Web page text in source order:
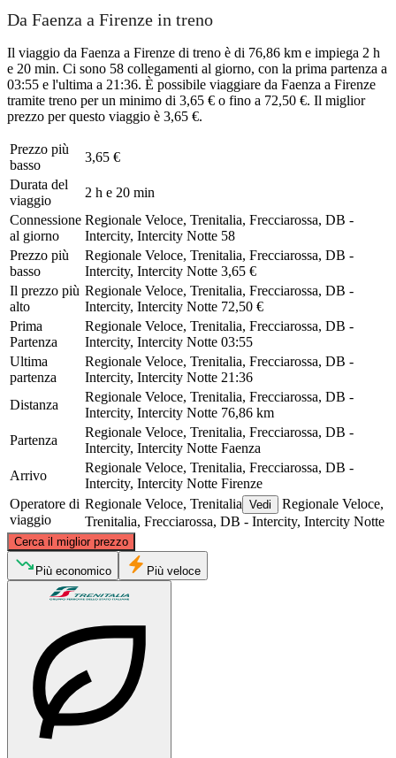
Da Faenza a Firenze in treno
Il viaggio da Faenza a Firenze di treno è di 76,86 km e impiega 2 h
e 20 min. Ci sono 58 collegamenti al giorno, con la prima partenza a
03:55 e l'ultima a 21:36. È possibile viaggiare da Faenza a Firenze
tramite treno per un minimo di 3,65 € o fino a 72,50 €. Il miglior
prezzo per questo viaggio è 3,65 €.
Prezzo più
basso
3,65 €
Durata del
viaggio
2 h e 20 min
Connessione
al giorno
Regionale Veloce, Trenitalia, Frecciarossa, DB -
Intercity, Intercity Notte 58
Prezzo più
basso
Regionale Veloce, Trenitalia, Frecciarossa, DB -
Intercity, Intercity Notte 3,65 €
Il prezzo più
alto
Regionale Veloce, Trenitalia, Frecciarossa, DB -
Intercity, Intercity Notte 72,50 €
Prima
Partenza
Regionale Veloce, Trenitalia, Frecciarossa, DB -
Intercity, Intercity Notte 03:55
Ultima
partenza
Regionale Veloce, Trenitalia, Frecciarossa, DB -
Intercity, Intercity Notte 21:36
Distanza
Regionale Veloce, Trenitalia, Frecciarossa, DB -
Intercity, Intercity Notte 76,86 km
Partenza
Regionale Veloce, Trenitalia, Frecciarossa, DB -
Intercity, Intercity Notte Faenza
Arrivo
Regionale Veloce, Trenitalia, Frecciarossa, DB -
Intercity, Intercity Notte Firenze
Operatore di
viaggio
Regionale Veloce, Trenitalia Vedi
Regionale Veloce,
Trenitalia, Frecciarossa, DB - Intercity, Intercity Notte
Cerca il miglior prezzo
©CARTO , ©OpenStreetMapcontributors
Più economico Più veloce